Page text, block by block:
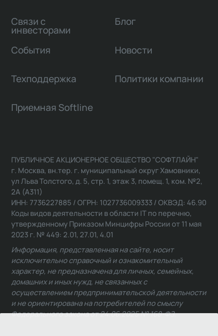
Связи с
инвесторами
Блог
События Новости
Техподдержка Политики компании
Приемная Softline
ПУБЛИЧНОЕ АКЦИОНЕРНОЕ ОБЩЕСТВО "СОФТЛАЙН"
г. Москва, вн.тер. г. муниципальный округ Хамовники,
ул Льва Толстого, д. 5, стр. 1, этаж 3, помещ. 1, ком. №2,
2А (А311)
ИНН: 7736227885 / ОГРН: 1027736009333 / ОКВЭД: 46.90
Коды видов деятельности в области IT по перечню,
утвержденному Приказом Минцифры России от 11 мая
2023 г. № 449: 2.01, 27.01, 4.01
Информация, представленная на сайте, носит
исключительно справочный и ознакомительный
характер, не предназначена для личных, семейных,
домашних и иных нужд, не связанных с
осуществлением предпринимательской деятельности
и не ориентирована на потребителей по смыслу
Федерального закона от 24.06.2025 № 168-ФЗ.